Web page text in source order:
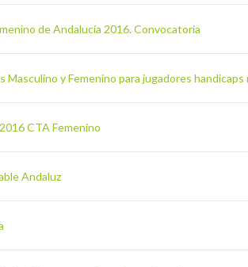
de Andalucía 2016. Convocatoria
y Femenino para jugadores handicaps
CTA Femenino
Andaluz